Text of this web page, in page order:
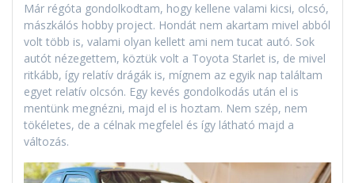
Már régóta gondolkodtam, hogy kellene valami kicsi, olcsó,
mászkálós hobby project. Hondát nem akartam mivel abból
volt több is, valami olyan kellett ami nem tucat autó. Sok
autót nézegettem, köztük volt a Toyota Starlet is, de mivel
ritkább, így relatív drágák is, mígnem az egyik nap találtam
egyet relatív olcsón. Egy kevés gondolkodás után el is
mentünk megnézni, majd el is hoztam. Nem szép, nem
tökéletes, de a célnak megfelel és így látható majd a
változás.